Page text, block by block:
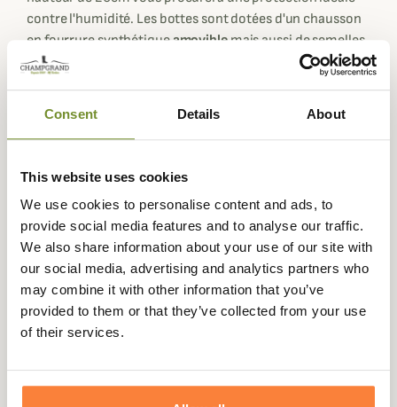
Consent Details About
This website uses cookies
We use cookies to personalise content and ads, to
provide social media features and to analyse our traffic.
We also share information about your use of our site with
our social media, advertising and analytics partners who
may combine it with other information that you’ve
provided to them or that they’ve collected from your use
of their services.
contre l'humidité. Les bottes sont dotées d'un chausson
en fourrure synthétiqueamoviblemais aussi de semelles
intérieures en fourrure synthétique. Vous aurez le choix
25°C. Ce qui rend ces bottes parfaites pour une
Le bas des bottes grand froid Sölden de Meindl ont une
coque en caoutchouc imperméable pour ainsi protéger
vos pieds de l'humidité. En outre, cette protection
montante en caoutchouc est très facile à nettoyer. Les
semelles extérieures en caoutchouc sont épaisses et
robustes en forme inspirée de la galoche. En plus d'être
de l'humidité, les chaussures disposent d'une
durabilité accrue.